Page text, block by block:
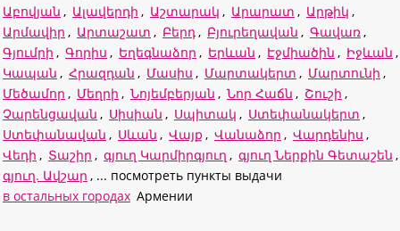
Աբովյան , Ալավերդի , Աշտարակ , Արարատ , Արթիկ ,
Արմավիր , Արտաշատ , Բերդ , Բյուրեղավան , Գավառ ,
Գյումրի , Գորիս , Եղեգնաձոր , Երևան , Էջմիածին , Իջևան ,
Կապան , Հրազդան , Մասիս , Մարտակերտ , Մարտունի ,
Մեծամոր , Մեղրի , Նոյեմբերյան , Նոր Հաճն , Շուշի ,
Չարենցավան , Սիսիան , Սպիտակ , Ստեփանակերտ ,
Ստեփանավան , Սևան , Վայք , Վանաձոր , Վարդենիս ,
Վեդի , Տաշիր , գյուղ Կարմիրգյուղ , գյուղ Ներքին Գետաշեն ,
գյուղ. Ավշար , ... посмотреть пункты выдачи
в остальных городах Армении